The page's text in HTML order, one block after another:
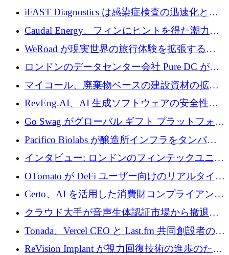
の商業化ギャップを埋めるために2,000万ユー
ロのディープテック基金を立ち上げる
iFAST Diagnostics は感染症検査の迅速化と抗
菌薬耐性への取り組みに 500 万ポンドを寄付
Caudal Energy、フィンにヒントを得た潮力発
電技術の規模拡大に向けて 430 万ポンドを調
WeRoad が現実世界の旅行体験を拡張するた
めに 5,800 万ドルを獲得
ロンドンのデータセンター会社 Pure DC が欧
州と中東の拡張に 27 億ドルを確保
マイコール、廃棄物ベースの建設資材の拡大
に400万ポンドを投資
RevEng.AI、AI 生成ソフトウェアの安全性を
確保するために 1,500 万ドルを調達
Go Swag がグローバル ギフト プラットフォー
ムを拡大するために 500 万ドルを調達
Pacifico Biolabs が醸造所インフラをタンパク
質生産に転換するために 700 万ユーロを調達
インタビュー: ロンドンのフィンテックユニコ
ーン Tide の CEO、オリバー・プリル氏
OTomato が DeFi ユーザー向けのリアルタイム
インテリジェンス レイヤーを構築するために
Improbable から 200 万ドルを調達
Certo、AI を活用した消費財コンプライアンス
プラットフォームのために 400 万ドルを調達
クラウド大手が音声生体認証市場から撤退す
るなか、Voxmindが54万6,000ポンドのプレシ
ード資金を調達
Tonada、Vercel CEO と Last.fm 共同創設者の支
援を受けてステルス撤退
ReVision Implant が視力回復技術の進歩のため